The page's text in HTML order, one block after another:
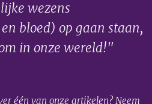
wezens
bloed) op gaan staan,
in onze wereld!"
één van onze artikelen? Neem